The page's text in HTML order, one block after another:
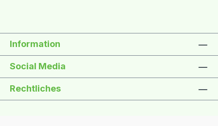
Information
Social Media
Rechtliches